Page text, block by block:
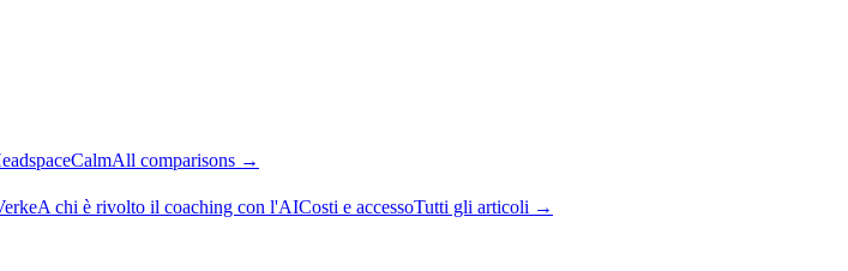
CalmAll comparisons →
A chi è rivolto il coaching con l'AICosti e accessoTutti gli articoli →